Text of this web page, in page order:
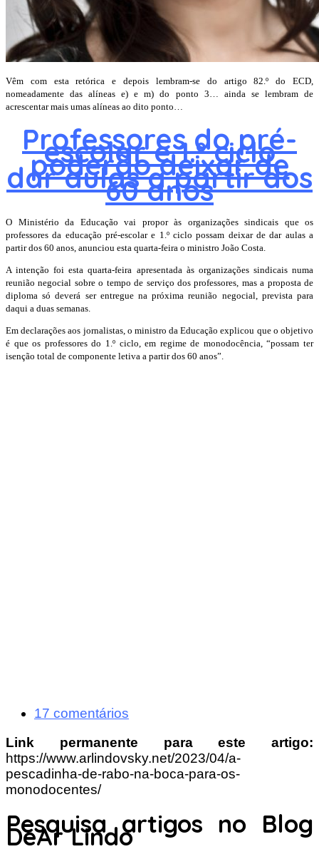
Vêm com esta retórica e depois lembram-se do artigo 82.º do ECD,
nomeadamente das alíneas e) e m) do ponto 3… ainda se lembram de
acrescentar mais umas alíneas ao dito ponto…
Professores do pré-
escolar e 1.º ciclo
poderão deixar de
dar aulas a partir dos
60 anos
O Ministério da Educação vai propor às organizações sindicais que os
professores da educação pré-escolar e 1.º ciclo possam deixar de dar aulas a
partir dos 60 anos, anunciou esta quarta-feira o ministro João Costa.
A intenção foi esta quarta-feira apresentada às organizações sindicais numa
reunião negocial sobre o tempo de serviço dos professores, mas a proposta de
diploma só deverá ser entregue na próxima reunião negocial, prevista para
daqui a duas semanas.
Em declarações aos jornalistas, o ministro da Educação explicou que o objetivo
é que os professores do 1.º ciclo, em regime de monodocência, “possam ter
isenção total de componente letiva a partir dos 60 anos”.
17 comentários
Link permanente para este artigo:
https://www.arlindovsky.net/2023/04/a-
pescadinha-de-rabo-na-boca-para-os-
monodocentes/
Pesquisa artigos no Blog
DeAr Lindo